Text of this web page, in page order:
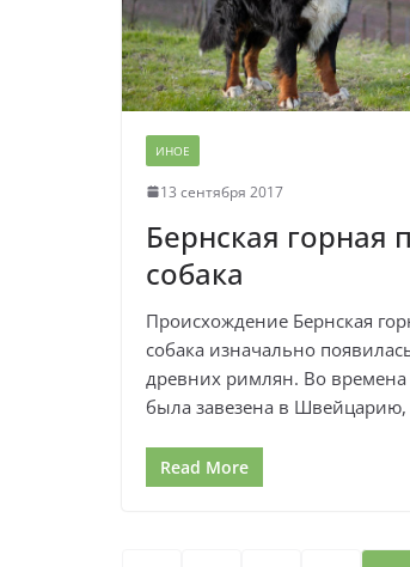
ИНОЕ
13 сентября 2017
Бернская горная
собака
Происхождение Бернская
собака изначально
древних римлян. Во времена
была завезена в Швейцарию,
Read More